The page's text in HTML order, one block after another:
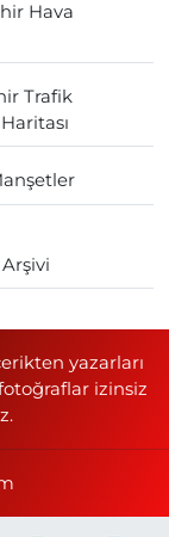
Hava
Trafik
yazarları
izinsiz